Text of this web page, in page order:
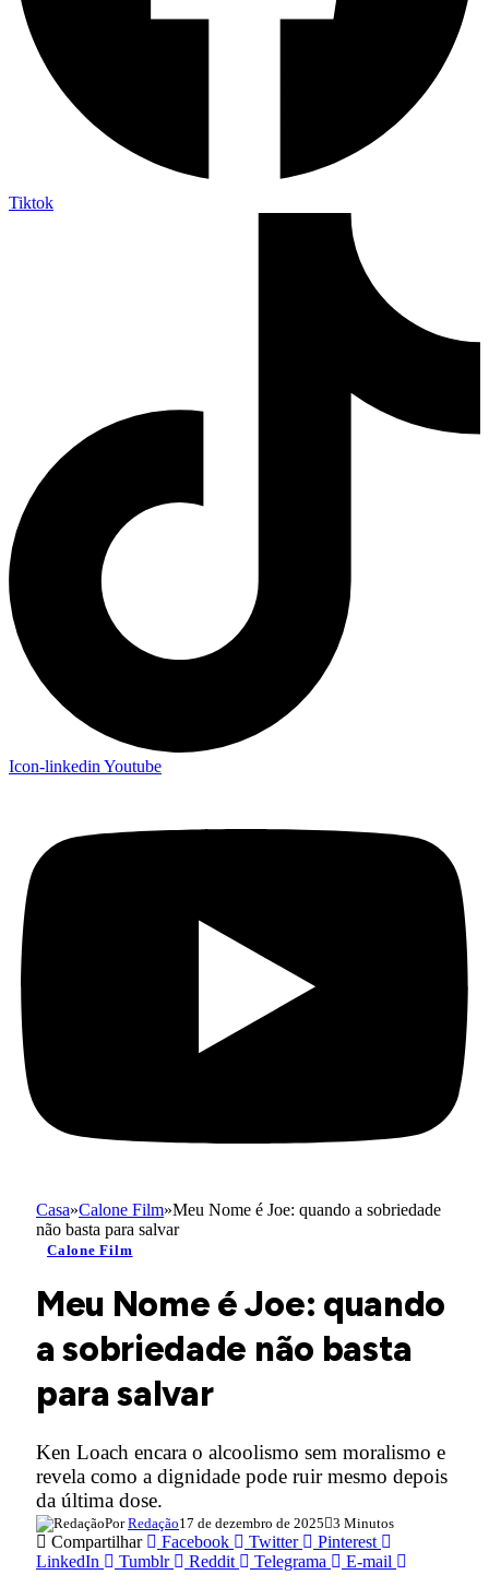
Tiktok
Icon-linkedin Youtube
Casa»Calone Film»Meu Nome é Joe: quando a sobriedade
não basta para salvar
Calone Film
Meu Nome é Joe: quando
a sobriedade não basta
para salvar
Ken Loach encara o alcoolismo sem moralismo e
revela como a dignidade pode ruir mesmo depois
da última dose.
Por Redação17 de dezembro de 2025 3 Minutos
Compartilhar Facebook Twitter
Pinterest
LinkedIn
Tumblr Reddit Telegrama E-mail